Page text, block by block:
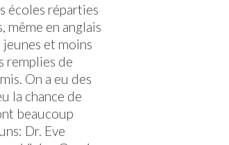
écoles réparties
même en anglais
et moins
remplies de
On a eu des
la chance de
beaucoup
Dr. Eve